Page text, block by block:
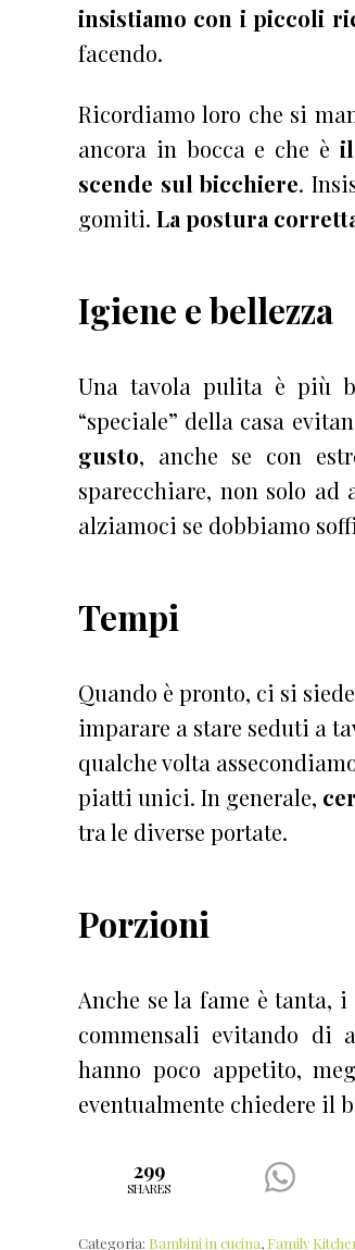
insistiamo con i piccoli
facendo.
Ricordiamo loro che si
ancora in bocca e che è
scende sul bicchiere.
gomiti. La postura
Igiene e bellezza
Una tavola pulita è più
“speciale” della casa
gusto, anche se con
sparecchiare, non solo
alziamoci se dobbiamo
Tempi
Quando è pronto, ci si
imparare a stare seduti a
qualche volta
piatti unici. In generale,
tra le diverse portate.
Porzioni
Anche se la fame è
commensali evitando di
hanno poco appetito,
eventualmente chiedere il
299
SHARES
Categoria: Bambini in cucina, Family